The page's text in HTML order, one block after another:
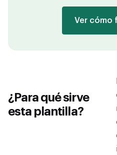
Ver cómo
¿Para qué sirve
esta plantilla?